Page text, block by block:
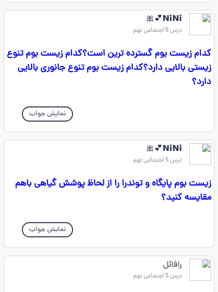
‌𝗡𝗶𝗡𝗶💕🎀
درس 5 اجتماعی نهم
کدام زیست بوم گسترده ترین است؟کدام زیست بوم تنوع
زیستی بالایی دارد؟کدام زیست بوم تنوع جانوری بالایی
دارد؟
نمایش جواب
‌𝗡𝗶𝗡𝗶💕🎀
درس 5 اجتماعی نهم
زیست بوم پایگاه و توندرا را از لحاظ پوشش گیاهی باهم
مقایسه کنید؟
نمایش جواب
رافائل
درس 5 اجتماعی نهم